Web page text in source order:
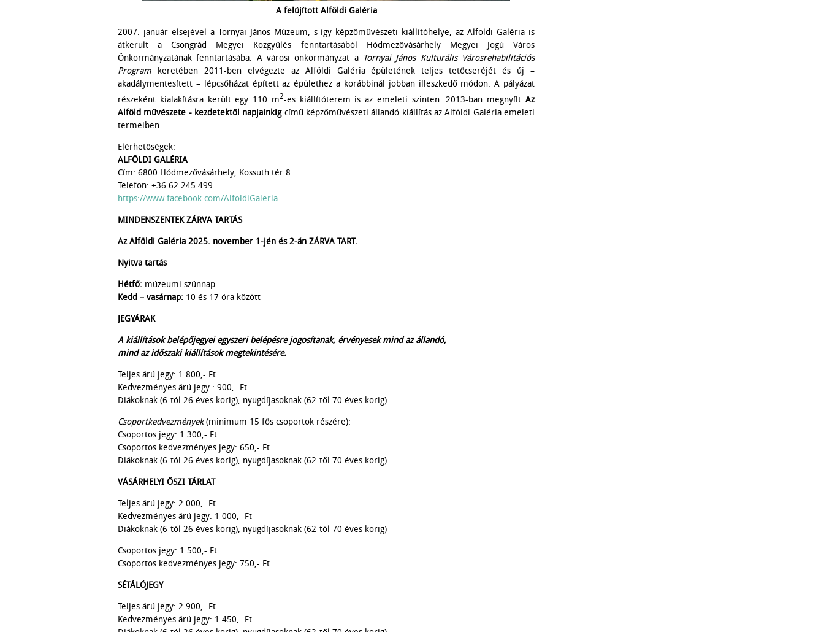
A felújított Alföldi Galéria
2007. január elsejével a Tornyai János Múzeum, s így képzőművészeti kiállítóhelye, az Alföldi Galéria is
átkerült a Csongrád Megyei Közgyűlés fenntartásából Hódmezővásárhely Megyei Jogú Város
Önkormányzatának fenntartásába. A városi önkormányzat a Tornyai JánosKulturális Városrehabilitációs
Program keretében 2011-ben elvégezte az Alföldi Galéria épületének teljes tetőcseréjét és új –
akadálymentesített – lépcsőházat épített az épülethez a korábbinál jobban illeszkedő módon. A pályázat
részeként kialakításra került egy 110 m2-es kiállítóterem is az emeleti szinten. 2013-ban megnyíltAz
Alföld művészete - kezdetektől napjainkigcímű képzőművészeti állandó kiállítás az Alföldi Galéria emeleti
termeiben.
Elérhetőségek:
ALFÖLDI GALÉRIA
Cím: 6800 Hódmezővásárhely, Kossuth tér 8.
Telefon: +36 62 245 499
https://www.facebook.com/AlfoldiGaleria
MINDENSZENTEK ZÁRVA TARTÁS
Az Alföldi Galéria 2025. november 1-jén és 2-án ZÁRVA TART.
Nyitva tartás
Hétfő: múzeumi szünnap
Kedd – vasárnap: 10 és 17 óra között
JEGYÁRAK
A kiállítások belépőjegyei egyszeri belépésre jogosítanak, érvényesek mind az állandó,
mind az időszaki kiállítások megtekintésére.
Teljes árú jegy: 1 800,- Ft
Kedvezményes árú jegy : 900,- Ft
Diákoknak (6-tól 26 éves korig), nyugdíjasoknak (62-től 70 éves korig)
Csoportkedvezmények(minimum 15 fős csoportok részére):
Csoportos jegy: 1 300,- Ft
Csoportos kedvezményes jegy: 650,- Ft
Diákoknak (6-tól 26 éves korig), nyugdíjasoknak (62-től 70 éves korig)
VÁSÁRHELYI ŐSZI TÁRLAT
Teljes árú jegy: 2 000,- Ft
Kedvezményes árú jegy: 1 000,- Ft
Diákoknak (6-tól 26 éves korig), nyugdíjasoknak (62-től 70 éves korig)
Csoportos jegy: 1 500,- Ft
Csoportos kedvezményes jegy: 750,- Ft
SÉTÁLÓJEGY
Teljes árú jegy: 2 900,- Ft
Kedvezményes árú jegy: 1 450,- Ft